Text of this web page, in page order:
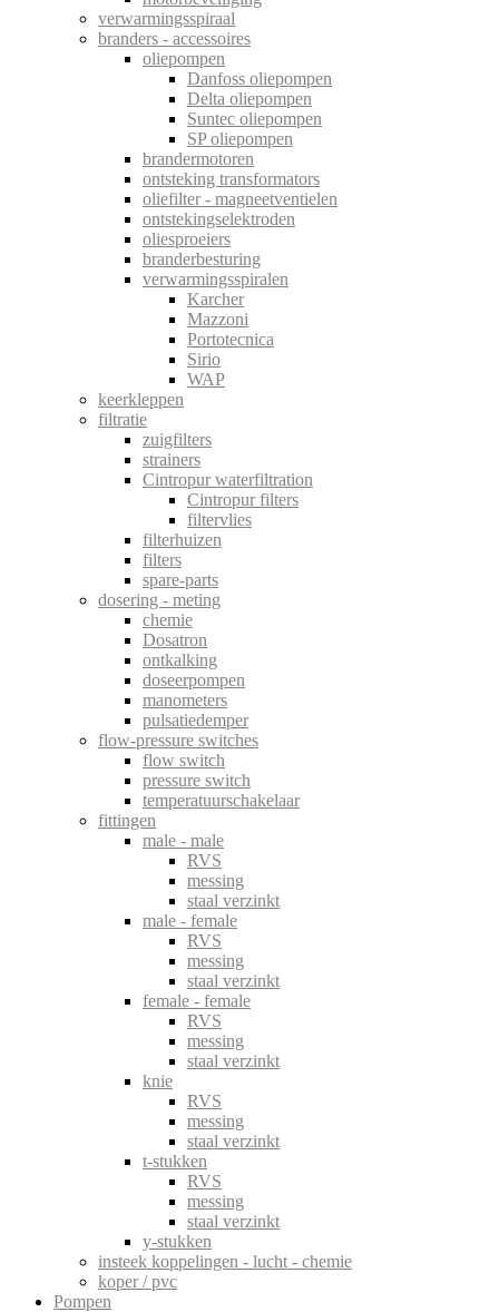
verwarmingsspiraal
branders - accessoires
oliepompen
Danfoss oliepompen
Delta oliepompen
Suntec oliepompen
SP oliepompen
brandermotoren
ontsteking transformators
oliefilter - magneetventielen
ontstekingselektroden
oliesproeiers
branderbesturing
verwarmingsspiralen
Karcher
Mazzoni
Portotecnica
Sirio
WAP
keerkleppen
filtratie
zuigfilters
strainers
Cintropur waterfiltration
Cintropur filters
filtervlies
filterhuizen
filters
spare-parts
dosering - meting
chemie
Dosatron
ontkalking
doseerpompen
manometers
pulsatiedemper
flow-pressure switches
flow switch
pressure switch
temperatuurschakelaar
fittingen
male - male
RVS
messing
staal verzinkt
male - female
RVS
messing
staal verzinkt
female - female
RVS
messing
staal verzinkt
knie
RVS
messing
staal verzinkt
t-stukken
RVS
messing
staal verzinkt
y-stukken
insteek koppelingen - lucht - chemie
koper / pvc
Pompen